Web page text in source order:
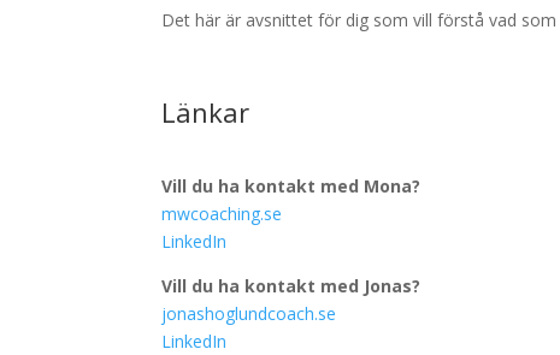
Det här är avsnittet för dig som vill förstå vad
Länkar
Vill du ha kontakt med Mona?
mwcoaching.se
LinkedIn
Vill du ha kontakt med Jonas?
jonashoglundcoach.se
LinkedIn